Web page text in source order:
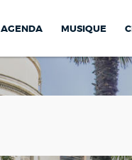
AGENDA MUSIQUE